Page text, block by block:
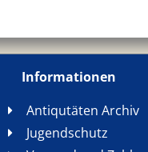
Informationen
Antiqutäten Archiv
Jugendschutz